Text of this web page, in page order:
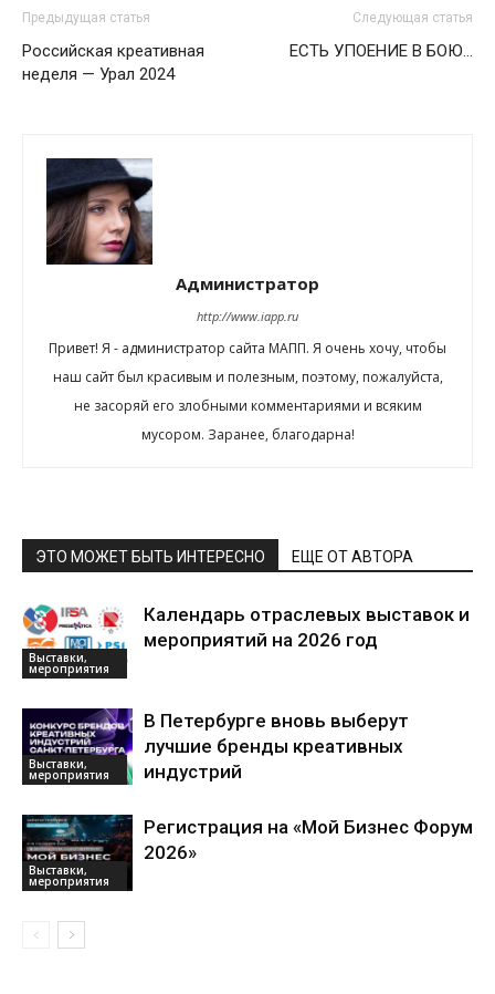
Предыдущая статья
Российская креативная
неделя — Урал 2024
Следующая статья
ЕСТЬ УПОЕНИЕ В БОЮ…
Администратор
http://www.iapp.ru
Привет! Я - администратор сайта МАПП. Я очень хочу, чтобы
наш сайт был красивым и полезным, поэтому, пожалуйста,
не засоряй его злобными комментариями и всяким
мусором. Заранее, благодарна!
ЭТО МОЖЕТ БЫТЬ ИНТЕРЕСНО ЕЩЕ ОТ АВТОРА
Выставки,
мероприятия
Календарь отраслевых выставок и
мероприятий на 2026 год
Выставки,
мероприятия
В Петербурге вновь выберут
лучшие бренды креативных
индустрий
Выставки,
мероприятия
Регистрация на «Мой Бизнес Форум
2026»